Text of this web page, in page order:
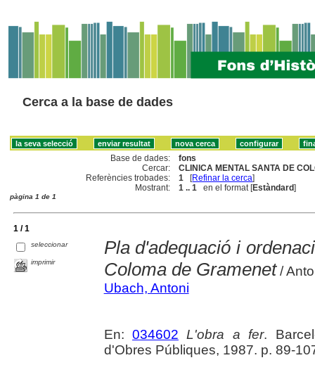
Cerca a la base de dades
Base de dades:
fons
Cercar:
CLINICA MENTAL SANTA DE
Referències trobades:
1 [Refinar la cerca]
Mostrant:
1 .. 1 en el format [Estàndard]
pàgina 1 de 1
1 / 1
seleccionar
imprimir
Pla d'adequació i
Coloma de Gramenet/
Ubach, Antoni
En: 034602 L'obra a fer.
d'Obres Públiques, 1987. p. 89-